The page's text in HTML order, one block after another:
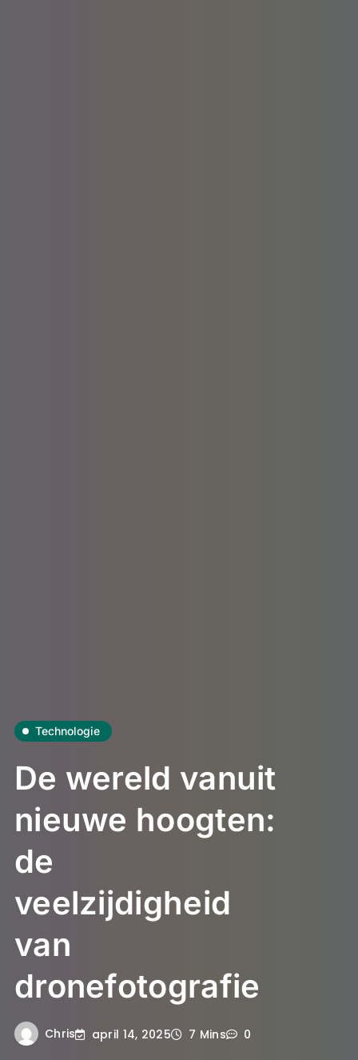
Technologie
De wereld vanuit
nieuwe hoogten:
de
veelzijdigheid
van
dronefotografie
Chris april 14, 2025 7 Mins 0